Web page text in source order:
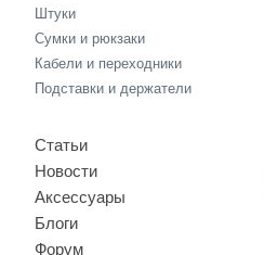
Штуки
Сумки и рюкзаки
Кабели и переходники
Подставки и держатели
Статьи
Новости
Аксессуары
Блоги
Форум